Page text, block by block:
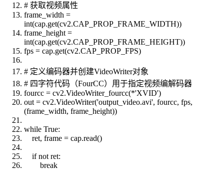
# 获取视频属性
frame_width =
int(cap.get(cv2.CAP_PROP_FRAME_WIDTH))
frame_height =
int(cap.get(cv2.CAP_PROP_FRAME_HEIGHT))
fps = cap.get(cv2.CAP_PROP_FPS)
# 定义编码器并创建VideoWriter对象
# 四字符代码（FourCC）用于指定视频编解码器
fourcc = cv2.VideoWriter_fourcc(*'XVID')
out = cv2.VideoWriter('output_video.avi', fourcc, fps,
(frame_width, frame_height))
while True:
ret, frame = cap.read()
if not ret:
break